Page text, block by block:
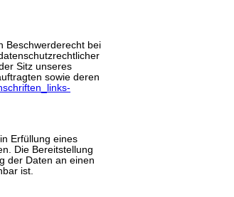
Beschwerderecht bei
Sitz unseres
sowie deren
Erfüllung eines
Die Bereitstellung
der Daten an einen
ist.